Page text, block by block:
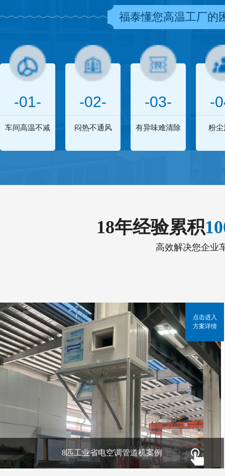
福泰懂您高温工厂的
-01-
车间高温不减
-02-
闷热不通风
-03-
有异味难清除
-
粉尘
18年经验累积
高效解决您企业
8匹工业省电空调管道机案例
点击进入
方案详情